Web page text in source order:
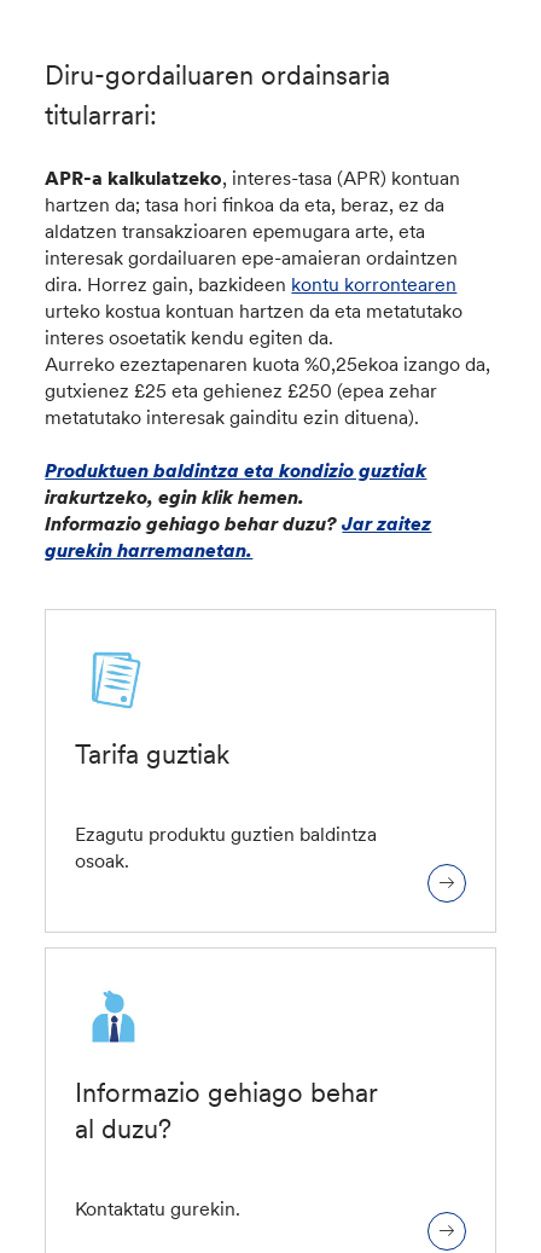
Diru-gordailuaren ordainsaria
titularrari:
APR-a kalkulatzeko, interes-tasa (APR) kontuan
hartzen da; tasa hori finkoa da eta, beraz, ez da
aldatzen transakzioaren epemugara arte, eta
interesak gordailuaren epe-amaieran ordaintzen
dira. Horrez gain, bazkideen kontu korrontearen
urteko kostua kontuan hartzen da eta metatutako
interes osoetatik kendu egiten da.
Aurreko ezeztapenaren kuota%0,25ekoa izango da,
gutxienez £25 eta gehienez £250 (epea zehar
metatutako interesak gainditu ezin dituena).
Produktuen baldintza eta kondizio guztiak
irakurtzeko, egin klik hemen.
Informazio gehiago behar duzu?Jar zaitez
gurekin harremanetan.
Tarifa guztiak
Ezagutu produktu guztien baldintza
osoak.
Informazio gehiago behar
al duzu?
Kontaktatu gurekin.